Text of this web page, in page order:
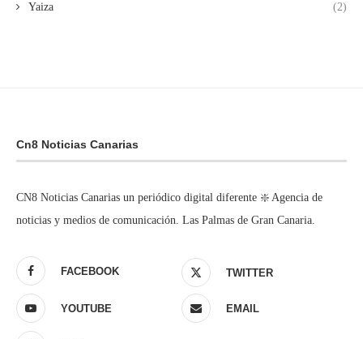
Yaiza (2)
Cn8 Noticias Canarias
CN8 Noticias Canarias un periódico digital diferente ❇️ Agencia de
noticias y medios de comunicación. Las Palmas de Gran Canaria.
FACEBOOK TWITTER
YOUTUBE EMAIL